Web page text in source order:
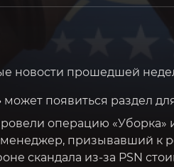
новости прошедшей
может появиться раздел
операцию «Уборка»
менеджер, призывавший к
скандала из-за PSN